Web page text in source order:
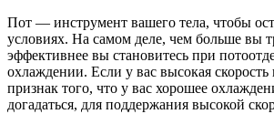
Пот — инструмент вашего тела, чтобы
условиях. На самом деле, чем больше вы
эффективнее вы становитесь при
охлаждении. Если у вас высокая скорость
признак того, что у вас хорошее
догадаться, для поддержания высокой